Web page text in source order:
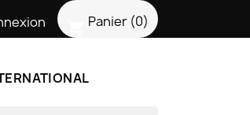
Panier (0)